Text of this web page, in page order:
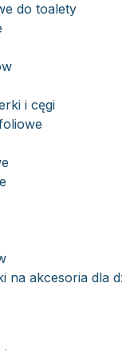
do toalety
i cęgi
na akcesoria dla